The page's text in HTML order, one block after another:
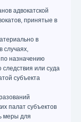
адвокатской
принятые в
в
случаях,
назначению
следствия или суда
субъекта
палат субъектов
меры для